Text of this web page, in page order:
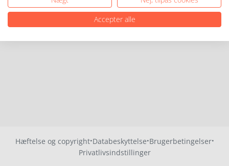
Hæftelse og copyright·Databeskyttelse·Brugerbetingelser·
Privatlivsindstillinger
Accepter alle